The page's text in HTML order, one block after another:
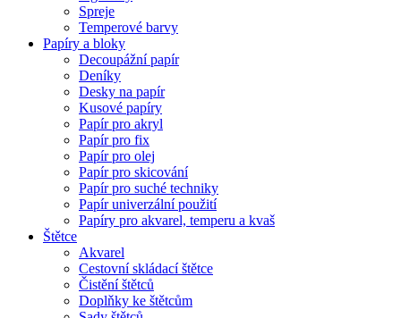
Spreje
Temperové barvy
Papíry a bloky
Decoupážní papír
Deníky
Desky na papír
Kusové papíry
Papír pro akryl
Papír pro fix
Papír pro olej
Papír pro skicování
Papír pro suché techniky
Papír univerzální použití
Papíry pro akvarel, temperu a kvaš
Štětce
Akvarel
Cestovní skládací štětce
Čistění štětců
Doplňky ke štětcům